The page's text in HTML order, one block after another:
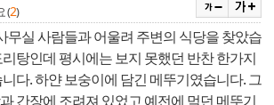
(2)
무실 사람들과 어울려 주변의 식당을 찾았습
탕인데 평시에는 보지 못했던 반찬 한가지
다. 하얀 보숭이에 담긴 메뚜기였습니다. 그
간장에 조려져 있었고 예전에 먹던 메뚜기